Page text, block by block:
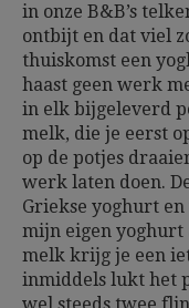
in onze B&B’s
ontbijt en dat viel
thuiskomst een
haast geen werk
in elk bijgeleverd
melk, die je eerst
op de potjes
werk laten doen.
Griekse yoghurt
mijn eigen
melk krijg je een
inmiddels lukt het